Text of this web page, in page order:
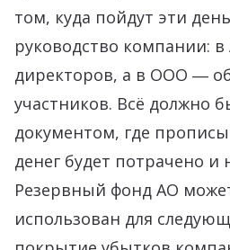
том, куда пойдут эти
руководство компании: в
директоров, а в ООО ―
участников. Всё должно
документом, где
денег будет потрачено и
Резервный фонд АО
использован для